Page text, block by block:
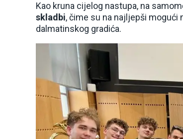
Kao kruna cijelog nastupa, na
skladbi, čime su na najljepši
dalmatinskog gradića.